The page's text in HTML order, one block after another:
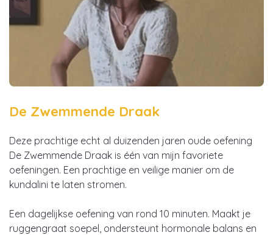
De Zwemmende Draak
Deze prachtige echt al duizenden jaren oude oefening
De Zwemmende Draak is één van mijn favoriete
oefeningen. Een prachtige en veilige manier om de
kundalini te laten stromen.
Een dagelijkse oefening van rond 10 minuten. Maakt je
ruggengraat soepel, ondersteunt hormonale balans en